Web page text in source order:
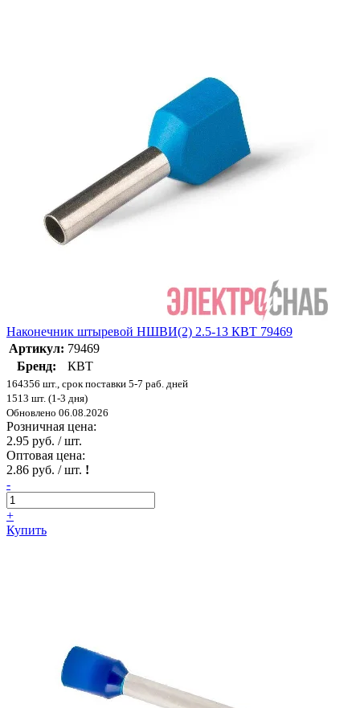
Наконечник штыревой НШВИ(2) 2.5-13 КВТ 79469
Артикул: 79469
Бренд:
КВТ
164356 шт., срок поставки 5-7 раб. дней
1513 шт. (1-3 дня)
Обновлено 06.08.2026
Розничная цена:
2.95 руб. / шт.
Оптовая цена:
2.86 руб. / шт. !
-
+
Купить